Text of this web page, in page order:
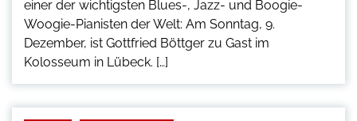
einer der wichtigsten Blues-, Jazz- und Boogie-
Woogie-Pianisten der Welt: Am Sonntag, 9.
Dezember, ist Gottfried Böttger zu Gast im
Kolosseum in Lübeck. […]